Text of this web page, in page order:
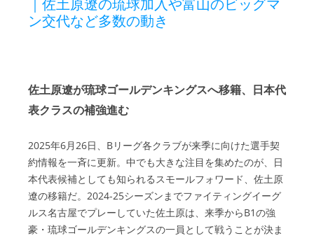
｜佐土原遼の琉球加入や富山のビッグマ
ン交代など多数の動き
佐土原遼が琉球ゴールデンキングスへ移籍、日本代
表クラスの補強進む
2025年6月26日、Bリーグ各クラブが来季に向けた選手契
約情報を一斉に更新。中でも大きな注目を集めたのが、日
本代表候補としても知られるスモールフォワード、佐土原
遼の移籍だ。2024-25シーズンまでファイティングイーグ
ルス名古屋でプレーしていた佐土原は、来季からB1の強
豪・琉球ゴールデンキングスの一員として戦うことが決ま